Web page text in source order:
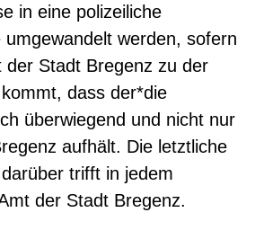
in eine polizeiliche
umgewandelt werden, sofern
der Stadt Bregenz zu der
dass der*die
überwiegend und nicht nur
aufhält. Die letztliche
trifft in jedem
der Stadt Bregenz.